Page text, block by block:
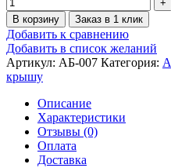
В корзину Заказ в 1 клик
Добавить к сравнению
Добавить в список желаний
Артикул: АБ-007 Категория:
крышу
Описание
Характеристики
Отзывы (0)
Оплата
Доставка